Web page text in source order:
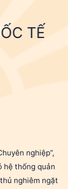
TẾ
nghiệp”,
hệ thống quản
nghiêm ngặt